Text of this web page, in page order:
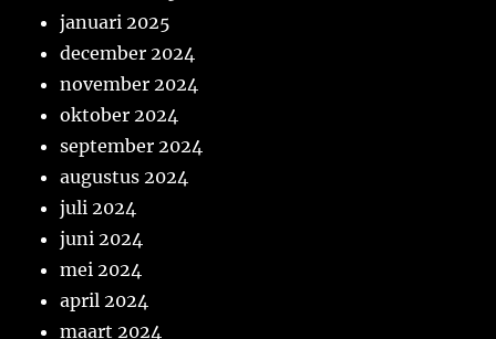
januari 2025
december 2024
november 2024
oktober 2024
september 2024
augustus 2024
juli 2024
juni 2024
mei 2024
april 2024
maart 2024